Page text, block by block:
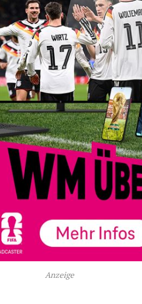
Anzeige